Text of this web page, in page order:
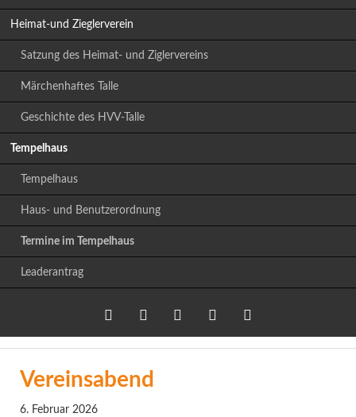
Heimat-und Zieglerverein
Satzung des Heimat- und Ziglervereins
Märchenhaftes Talle
Geschichte des HVV-Talle
Tempelhaus
Tempelhaus
Haus- und Benutzerordnung
Termine im Tempelhaus
Leaderantrag
Twitter LinkedIn
Vereinsabend
6. Februar 2026